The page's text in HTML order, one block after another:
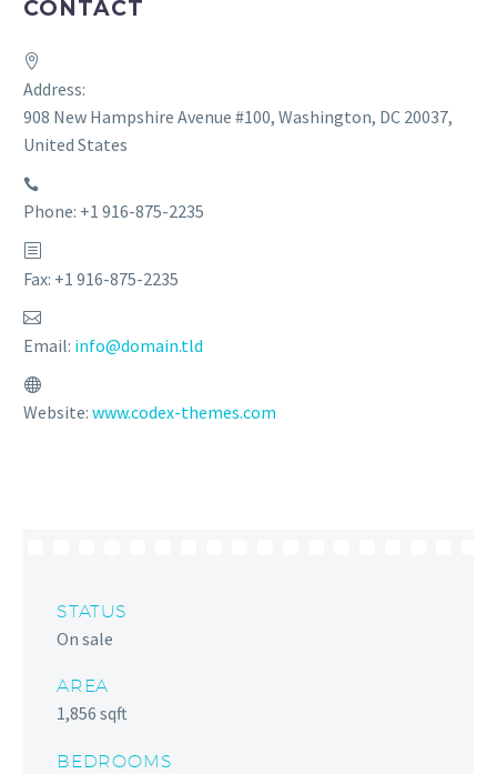
CONTACT
Address:
908 New Hampshire Avenue #100, Washington, DC 20037,
United States
Phone: +1 916-875-2235
Fax: +1 916-875-2235
Email: info@domain.tld
Website: www.codex-themes.com
STATUS
On sale
AREA
1,856 sqft
BEDROOMS